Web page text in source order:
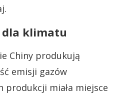
dla klimatu
Chiny produkują
emisji gazów
produkcji miała miejsce